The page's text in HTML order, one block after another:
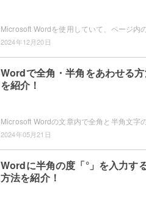
2024年12月20日
Wordで全角・半角をあわせる
を紹介！
2024年05月21日
Wordに半角の度「°」を入力す
方法を紹介！